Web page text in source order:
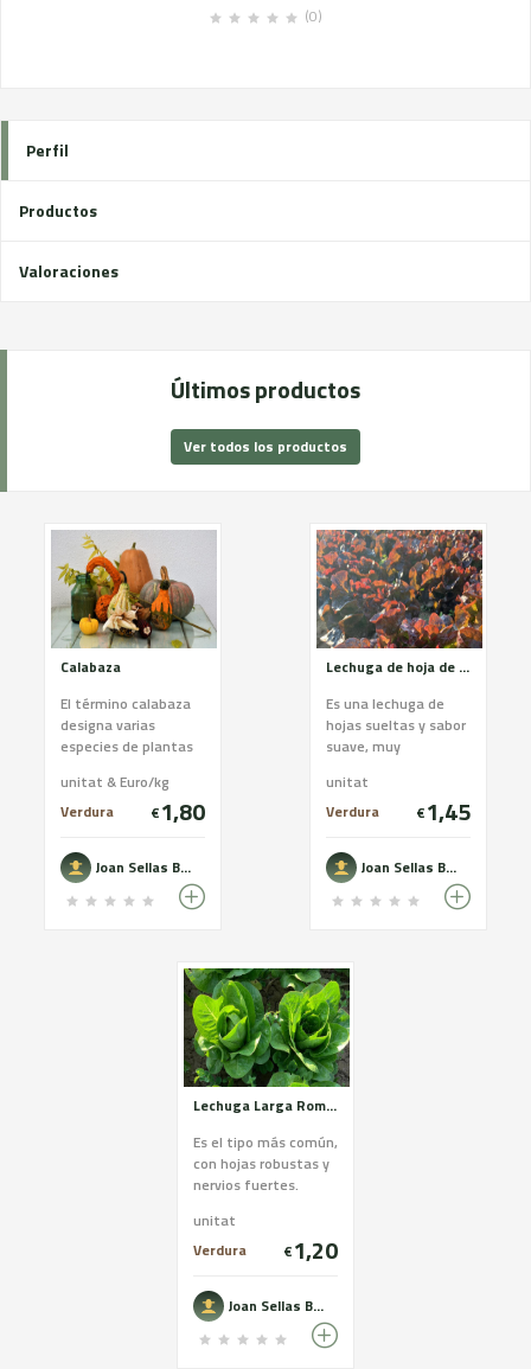
(0)
Perfil
Productos
Valoraciones
Últimos productos
Ver todos los productos
Calabaza
El término calabaza
designa varias
especies de plantas
cucurbitáceas. Son
generalmente
unitat & Euro/kg
Verdura
€1,80
Joan Sellas Boquet
Lechuga de hoja de roble roja
Es una lechuga de
hojas sueltas y sabor
suave, muy
toque de color que
aportan a las
unitat
Verdura
€1,45
Joan Sellas Boquet
Lechuga Larga Romana
Es el tipo más común,
con hojas robustas y
nervios fuertes.
pone en las
ensaladas y en
unitat
Verdura
€1,20
Joan Sellas Boquet